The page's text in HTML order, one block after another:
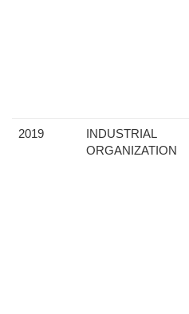
2019
INDUSTRIAL
ORGANIZATION